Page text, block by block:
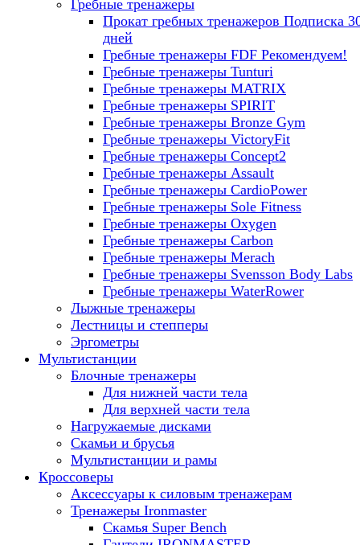
Гребные тренажеры
Прокат гребных тренажеров Подписка
дней
Гребные тренажеры FDF Рекомендуем!
Гребные тренажеры Tunturi
Гребные тренажеры MATRIX
Гребные тренажеры SPIRIT
Гребные тренажеры Bronze Gym
Гребные тренажеры VictoryFit
Гребные тренажеры Concept2
Гребные тренажеры Assault
Гребные тренажеры CardioPower
Гребные тренажеры Sole Fitness
Гребные тренажеры Oxygen
Гребные тренажеры Carbon
Гребные тренажеры Merach
Гребные тренажеры Svensson Body Labs
Гребные тренажеры WaterRower
Лыжные тренажеры
Лестницы и степперы
Эргометры
Мультистанции
Блочные тренажеры
Для нижней части тела
Для верхней части тела
Нагружаемые дисками
Скамьи и брусья
Мультистанции и рамы
Кроссоверы
Аксессуары к силовым тренажерам
Тренажеры Ironmaster
Скамья Super Bench